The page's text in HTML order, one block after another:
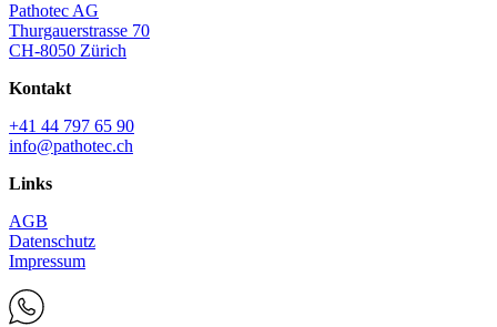
Pathotec AG
Thurgauerstrasse 70
CH-8050 Zürich
Kontakt
+41 44 797 65 90
info@pathotec.ch
Links
AGB
Datenschutz
Impressum